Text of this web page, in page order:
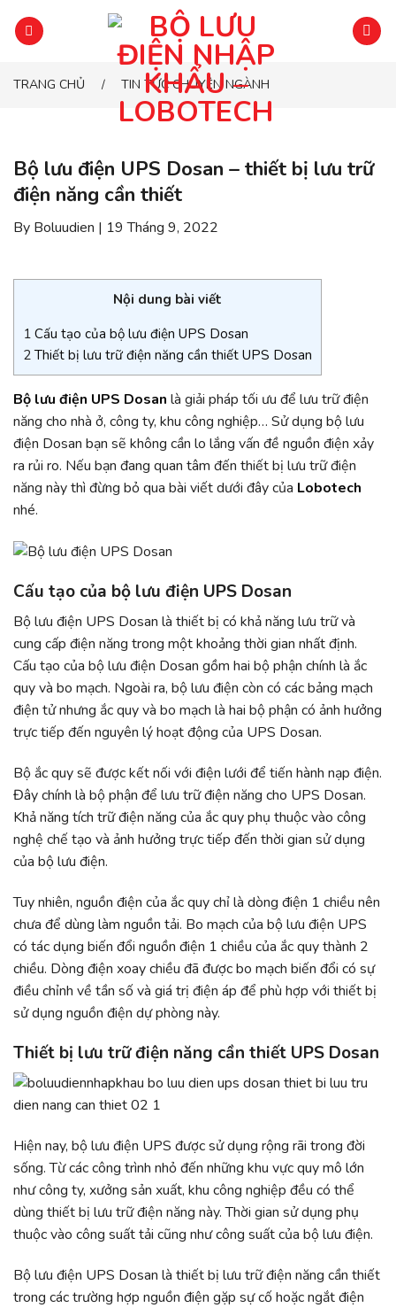
đến
nộiTRANG CHỦ / TIN TỨC CHUYÊN NGÀNH
Bộ lưu điện UPS Dosan – thiết bị lưu trữ
điện năng cần thiết
By Boluudien | 19 Tháng 9, 2022
Nội dung bài viết
1 Cấu tạo của bộ lưu điện UPS Dosan
2Thiết bị lưu trữ điện năng cần thiết UPS Dosan
Bộ lưu điện UPS Dosan là giải pháp tối ưu để lưu trữ điện
năng cho nhà ở, công ty, khu công nghiệp… Sử dụng bộ lưu
điện Dosan bạn sẽ không cần lo lắng vấn đề nguồn điện xảy
ra rủi ro. Nếu bạn đang quan tâm đến thiết bị lưu trữ điện
năng này thì đừng bỏ qua bài viết dưới đây của Lobotech
nhé.
Cấu tạo của bộ lưu điện UPS Dosan
Bộ lưu điện UPS Dosan là thiết bị có khả năng lưu trữ và
cung cấp điện năng trong một khoảng thời gian nhất định.
Cấu tạo của bộ lưu điện Dosan gồm hai bộ phận chính là ắc
quy và bo mạch. Ngoài ra, bộ lưu điện còn có các bảng mạch
điện tử nhưng ắc quy và bo mạch là hai bộ phận có ảnh hưởng
trực tiếp đến nguyên lý hoạt động của UPS Dosan.
Bộ ắc quy sẽ được kết nối với điện lưới để tiến hành nạp điện.
Đây chính là bộ phận để lưu trữ điện năng cho UPS Dosan.
Khả năng tích trữ điện năng của ắc quy phụ thuộc vào công
nghệ chế tạo và ảnh hưởng trực tiếp đến thời gian sử dụng
của bộ lưu điện.
Tuy nhiên, nguồn điện của ắc quy chỉ là dòng điện 1 chiều nên
chưa để dùng làm nguồn tải. Bo mạch của bộ lưu điện UPS
có tác dụng biến đổi nguồn điện 1 chiều của ắc quy thành 2
chiều. Dòng điện xoay chiều đã được bo mạch biến đổi có sự
điều chỉnh về tần số và giá trị điện áp để phù hợp với thiết bị
sử dụng nguồn điện dự phòng này.
Thiết bị lưu trữ điện năng cần thiết UPS Dosan
Hiện nay, bộ lưu điện UPS được sử dụng rộng rãi trong đời
sống. Từ các công trình nhỏ đến những khu vực quy mô lớn
như công ty, xưởng sản xuất, khu công nghiệp đều có thể
dùng thiết bị lưu trữ điện năng này. Thời gian sử dụng phụ
thuộc vào công suất tải cũng như công suất của bộ lưu điện.
Bộ lưu điện UPS Dosan là thiết bị lưu trữ điện năng cần thiết
trong các trường hợp nguồn điện gặp sự cố hoặc ngắt điện